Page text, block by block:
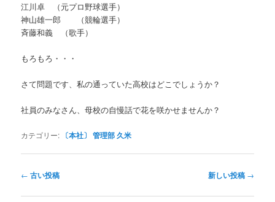
江川卓 （元プロ野球選手）
神山雄一郎 （競輪選手）
斉藤和義 （歌手）
もろもろ・・・
さて問題です、私の通っていた高校はどこでしょうか？
社員のみなさん、母校の自慢話で花を咲かせませんか？
カテゴリー: 〔本社〕 管理部 久米
投稿ナビゲーション
← 古い投稿 新しい投稿 →